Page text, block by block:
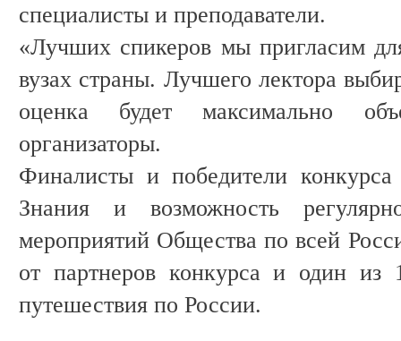
специалисты и преподаватели.
«Лучших спикеров мы пригласим
вузах страны. Лучшего лектора
оценка будет максимально
организаторы.
Финалисты и победители конкурса
Знания и возможность
мероприятий Общества по всей
от партнеров конкурса и один из
путешествия по России.